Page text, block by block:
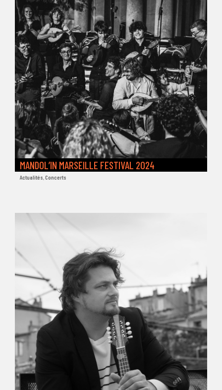
MANDOL’IN MARSEILLE FESTIVAL 2024
Actualités Concerts